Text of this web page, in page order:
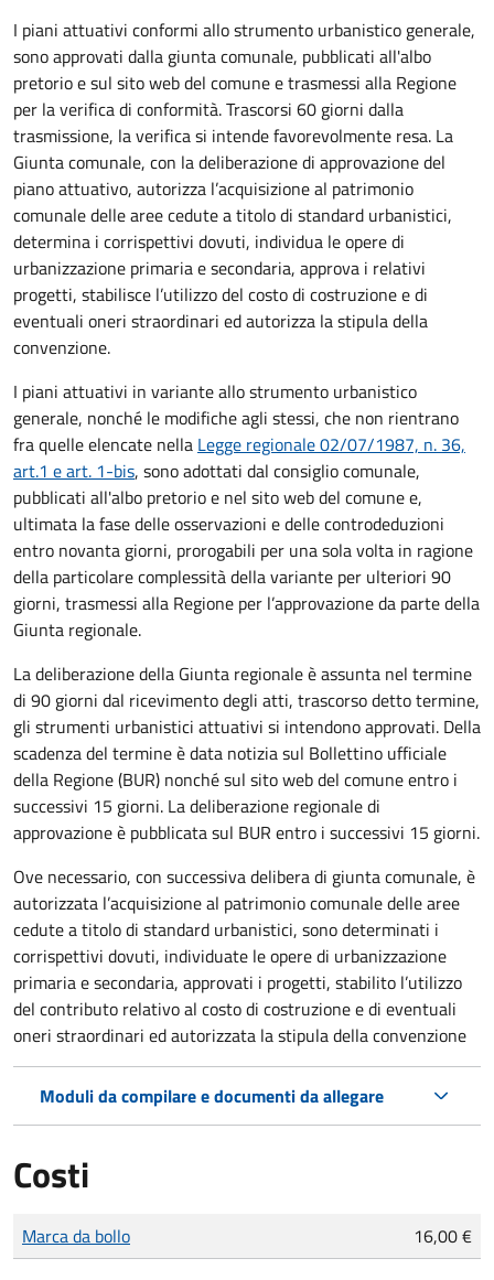
I piani attuativi conformi allo strumento urbanistico generale,
sono approvati dalla giunta comunale, pubblicati all'albo
pretorio e sul sito web del comune e trasmessi alla Regione
per la verifica di conformità. Trascorsi 60 giorni dalla
trasmissione, la verifica si intende favorevolmente resa. La
Giunta comunale, con la deliberazione di approvazione del
piano attuativo, autorizza l’acquisizione al patrimonio
comunale delle aree cedute a titolo di standard urbanistici,
determina i corrispettivi dovuti, individua le opere di
urbanizzazione primaria e secondaria, approva i relativi
progetti, stabilisce l’utilizzo del costo di costruzione e di
eventuali oneri straordinari ed autorizza la stipula della
convenzione.
I piani attuativi in variante allo strumento urbanistico
generale, nonché le modifiche agli stessi, che non rientrano
fra quelle elencate nella Legge regionale 02/07/1987, n. 36,
art.1 e art. 1-bis, sono adottati dal consiglio comunale,
pubblicati all'albo pretorio e nel sito web del comune e,
ultimata la fase delle osservazioni e delle controdeduzioni
entro novanta giorni, prorogabili per una sola volta in ragione
della particolare complessità della variante per ulteriori 90
giorni, trasmessi alla Regione per l’approvazione da parte della
Giunta regionale.
La deliberazione della Giunta regionale è assunta nel termine
di 90 giorni dal ricevimento degli atti, trascorso detto termine,
gli strumenti urbanistici attuativi si intendono approvati. Della
scadenza del termine è data notizia sul Bollettino ufficiale
della Regione (BUR) nonché sul sito web del comune entro i
successivi 15 giorni. La deliberazione regionale di
approvazione è pubblicata sul BUR entro i successivi 15 giorni.
Ove necessario, con successiva delibera di giunta comunale, è
autorizzata l’acquisizione al patrimonio comunale delle aree
cedute a titolo di standard urbanistici, sono determinati i
corrispettivi dovuti, individuate le opere di urbanizzazione
primaria e secondaria, approvati i progetti, stabilito l’utilizzo
del contributo relativo al costo di costruzione e di eventuali
oneri straordinari ed autorizzata la stipula della convenzione
Moduli da compilare e documenti da allegare
Costi
Tipo di pagamento
Importo
Marca da bollo 16,00 €